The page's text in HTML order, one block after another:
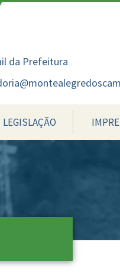
Fonte
Fonte
Original
da Prefeitura
LEGISLAÇÃO